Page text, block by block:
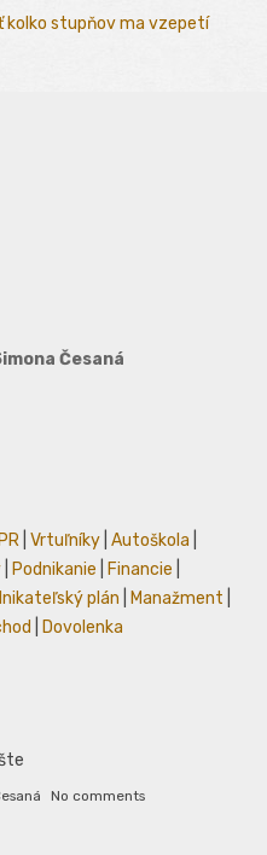
kolko stupňov ma vzepetí
Česaná
Vrtuľníky Autoškola
Podnikanie Financie
plán Manažment
Dovolenka
No comments